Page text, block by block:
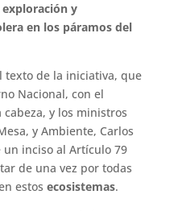
y
en los páramos del
texto de la iniciativa, que
Nacional, con el
cabeza, y los ministros
y Ambiente, Carlos
inciso al Artículo 79
de una vez por todas
estos ecosistemas.